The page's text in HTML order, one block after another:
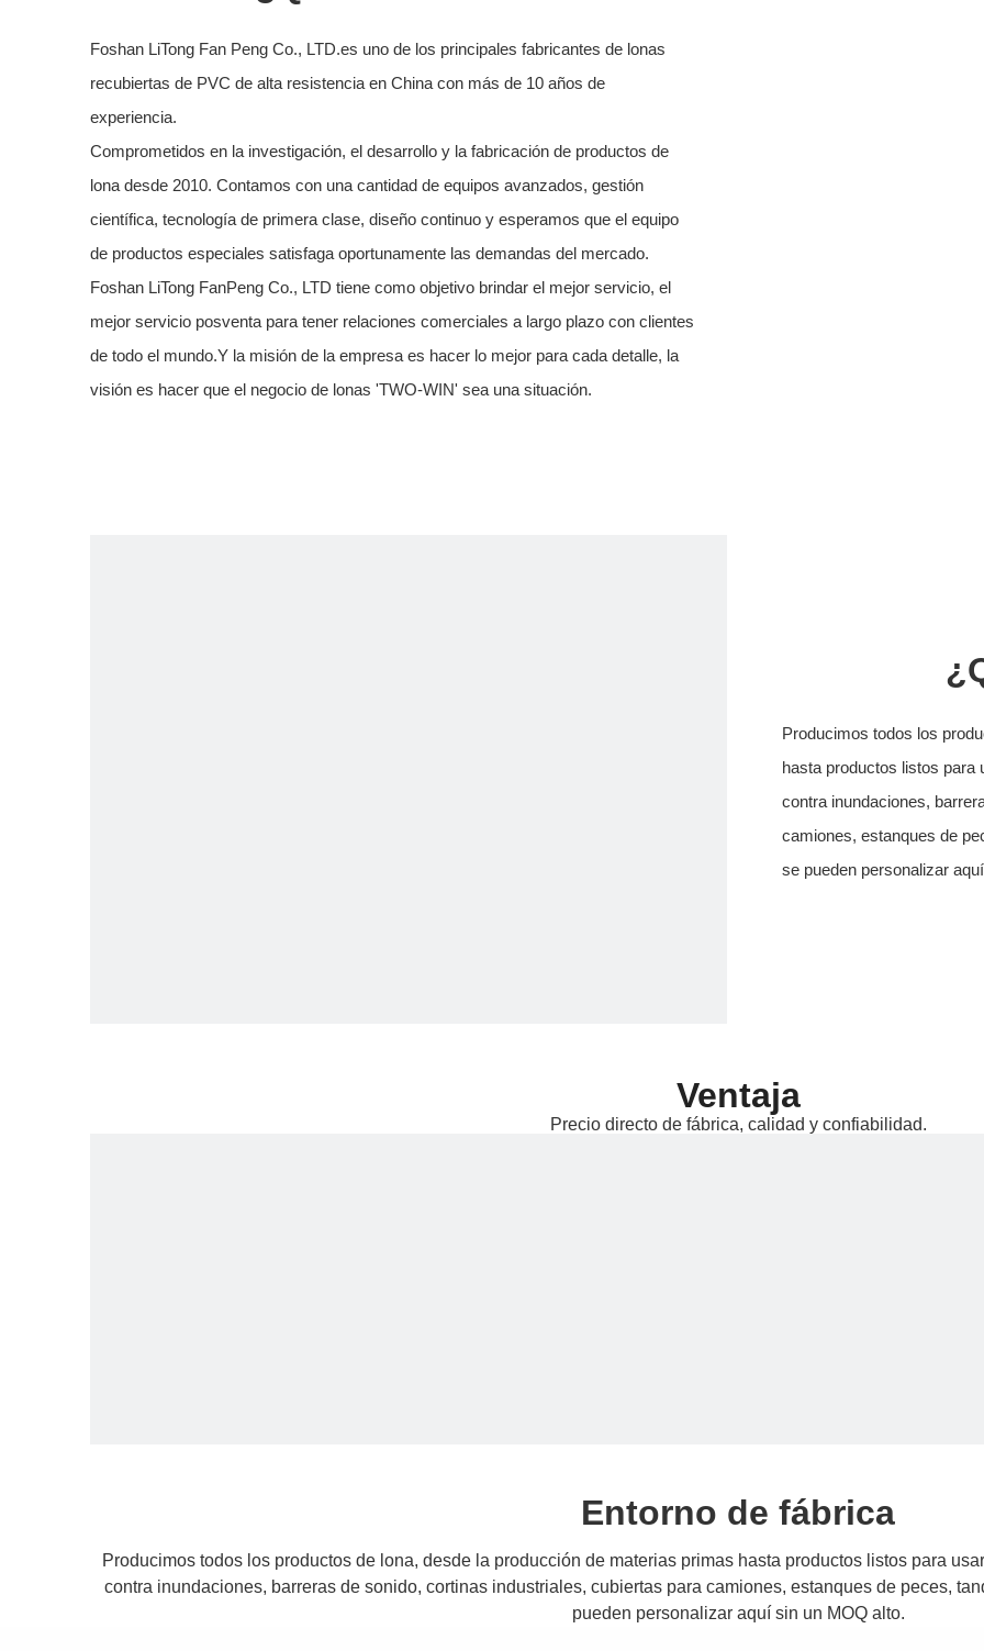
Foshan LiTong Fan Peng Co., LTD.es uno de los principales fabricantes de lonas
recubiertas de PVC de alta resistencia en China con más de 10 años de
experiencia.
Comprometidos en la investigación, el desarrollo y la fabricación de productos de
lona desde 2010. Contamos con una cantidad de equipos avanzados, gestión
científica, tecnología de primera clase, diseño continuo y esperamos que el equipo
de productos especiales satisfaga oportunamente las demandas del mercado.
Foshan LiTong FanPeng Co., LTD tiene como objetivo brindar el mejor servicio, el
mejor servicio posventa para tener relaciones comerciales a largo plazo con clientes
de todo el mundo.Y la misión de la empresa es hacer lo mejor para cada detalle, la
visión es hacer que el negocio de lonas 'TWO-WIN' sea una situación.
Producimos todos los
hasta productos listos para
contra inundaciones,
camiones, estanques de
se pueden personalizar
Ventaja
Precio directo de fábrica, calidad y confiabilidad.
Entorno de fábrica
Producimos todos los productos de lona, ​​desde la producción de materias primas hasta productos listos para
contra inundaciones, barreras de sonido, cortinas industriales, cubiertas para camiones, estanques de peces,
pueden personalizar aquí sin un MOQ alto.